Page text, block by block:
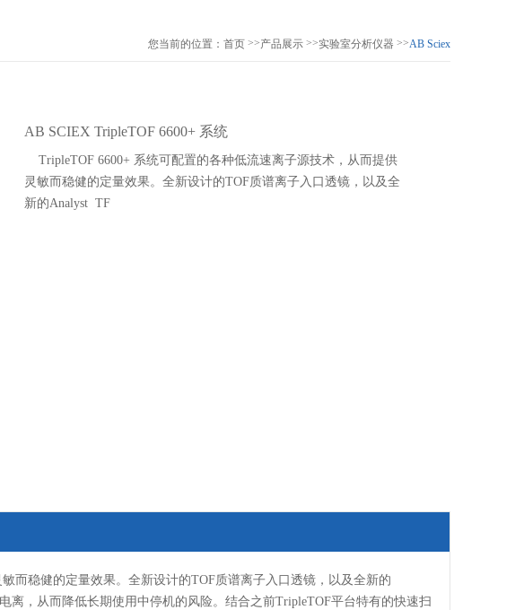
您当前的位置： 首页 >>产品展示 >>实验室分析仪器 >>AB Sciex
AB SCIEX TripleTOF 6600+ 系统
TripleTOF 6600+ 系统可配置的各种低流速离子源技术，从而提供
灵敏而稳健的定量效果。全新设计的TOF质谱离子入口透镜，以及全
新的Analyst TF
而稳健的定量效果。全新设计的TOF质谱离子入口透镜，以及全新的
，从而降低长期使用中停机的风险。结合之前TripleTOF平台特有的快速扫